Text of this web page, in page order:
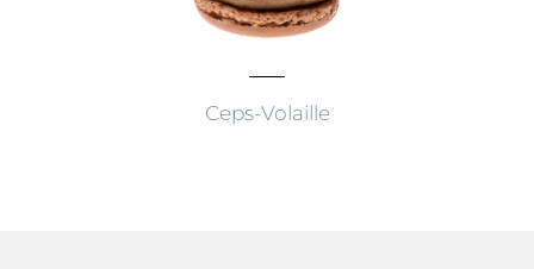
Ceps-Volaille